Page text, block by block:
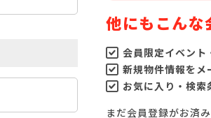
他にもこんな
会員限定イベント
新規物件情報をメ
お気に入り・検
まだ会員登録がお済